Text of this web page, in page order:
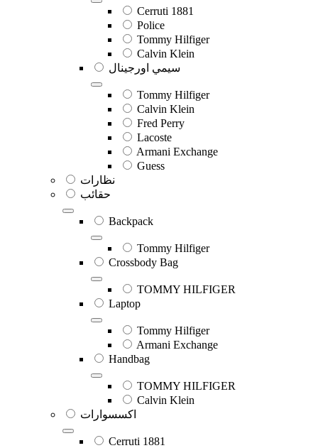
Cerruti 1881
Police
Tommy Hilfiger
Calvin Klein
سيمي اورجينال
Tommy Hilfiger
Calvin Klein
Fred Perry
Lacoste
Armani Exchange
Guess
نظارات
حقائب
Backpack
Tommy Hilfiger
Crossbody Bag
TOMMY HILFIGER
Laptop
Tommy Hilfiger
Armani Exchange
Handbag
TOMMY HILFIGER
Calvin Klein
اكسسوارات
Cerruti 1881